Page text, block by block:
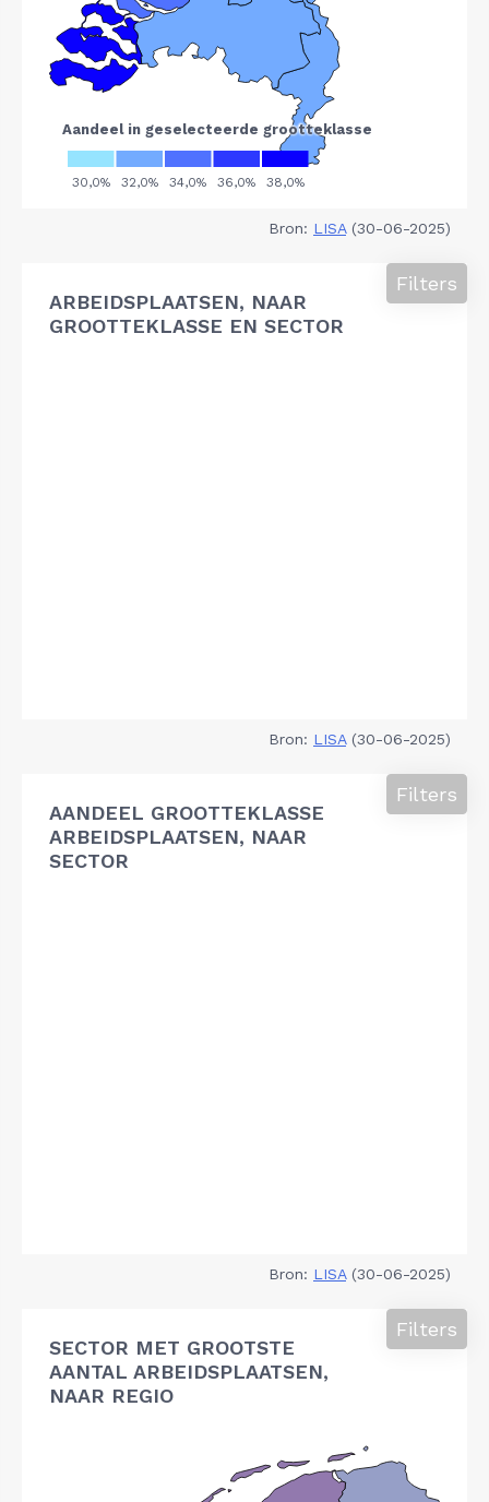
Bron: LISA(30-06-2025)
ARBEIDSPLAATSEN, NAAR
GROOTTEKLASSE EN SECTOR
Filters
Bron: LISA(30-06-2025)
AANDEEL GROOTTEKLASSE
ARBEIDSPLAATSEN, NAAR
SECTOR
Filters
Bron: LISA(30-06-2025)
SECTOR MET GROOTSTE
AANTAL ARBEIDSPLAATSEN,
NAAR REGIO
Filters